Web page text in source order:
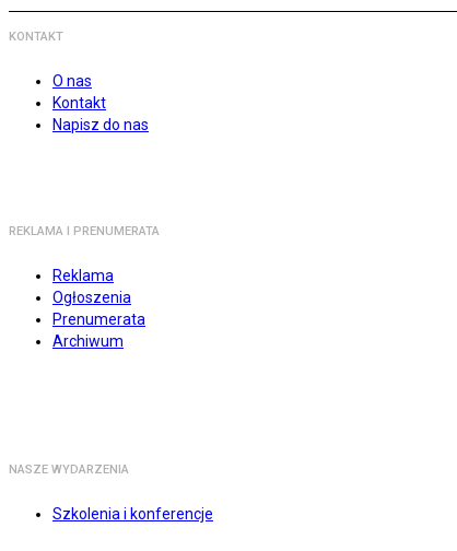
KONTAKT
O nas
Kontakt
Napisz do nas
REKLAMA I PRENUMERATA
Reklama
Ogłoszenia
Prenumerata
Archiwum
NASZE WYDARZENIA
Szkolenia i konferencje